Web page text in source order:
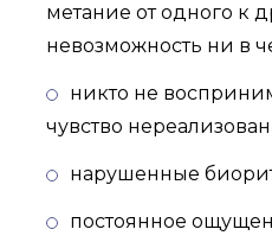
метание от одного к
невозможность ни в
никто не
чувство
нарушенные
постоянное